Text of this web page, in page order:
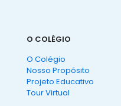
O COLÉGIO
O Colégio
Nosso Propósito
Projeto Educativo
Tour Virtual